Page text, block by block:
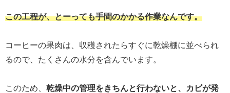
この工程が、とーっても手間のかかる作業なんです。
コーヒーの果肉は、収穫されたらすぐに乾燥棚に並べられ
るので、たくさんの水分を含んでいます。
このため、 乾燥中の管理をきちんと行わないと、カビが発